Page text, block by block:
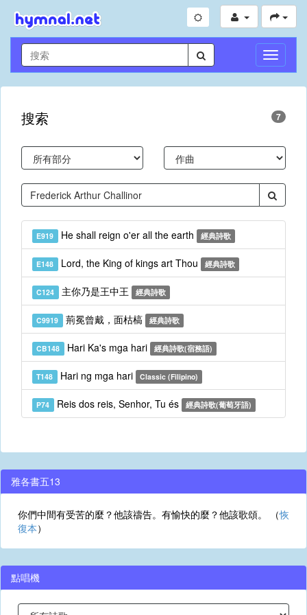
切
換
導
搜索 7
E919 He shall reign o'er all the earth 經典詩歌
E148 Lord, the King of kings art Thou 經典詩歌
C124 主你乃是王中王 經典詩歌
C9919 荊冕曾戴，面枯槁 經典詩歌
CB148 Hari Ka's mga hari 經典詩歌(宿務語)
T148 Hari ng mga hari Classic (Filipino)
P74 Reis dos reis, Senhor, Tu és 經典詩歌(葡萄牙語)
雅各書五13
你們中間有受苦的麼？他該禱告。有愉快的麼？他該歌頌。 （恢
復本）
點唱機